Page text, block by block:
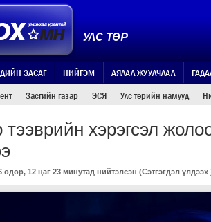
УЛС ТӨР
ЗАСАГ НИЙГЭМ АЯЛАЛ ЖУУЛЧЛАЛ
Засгийн газар ЭСЯ Улс төрийн намууд
тээврийн хэрэгсэл
12 цаг 23 минутад нийтэлсэн (Сэтгэгдэл үлдээх